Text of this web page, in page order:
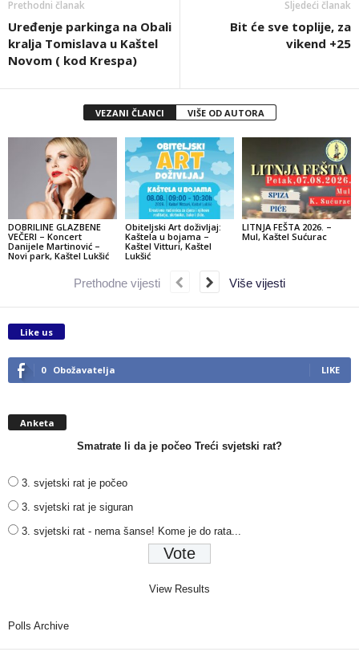
Prethodni članak
Uređenje parkinga na Obali
kralja Tomislava u Kaštel
Novom ( kod Krespa)
Sljedeći članak
Bit će sve toplije, za
vikend +25
VEZANI ČLANCI VIŠE OD AUTORA
DOBRILINE GLAZBENE
VEČERI – Koncert
Danijele Martinović –
Novi park, Kaštel Lukšić
Obiteljski Art doživljaj:
Kaštela u bojama –
Kaštel Vitturi, Kaštel
Lukšić
LITNJA FEŠTA 2026. –
Mul, Kaštel Sućurac
Prethodne vijesti Više vijesti
Like us
0 Obožavatelja LIKE
Anketa
Smatrate li da je počeo Treći svjetski rat?
3. svjetski rat je počeo
3. svjetski rat je siguran
3. svjetski rat - nema šanse! Kome je do rata...
View Results
Polls Archive